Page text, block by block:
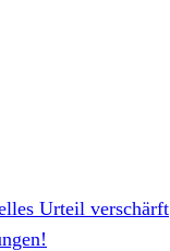
Urteil verschärft